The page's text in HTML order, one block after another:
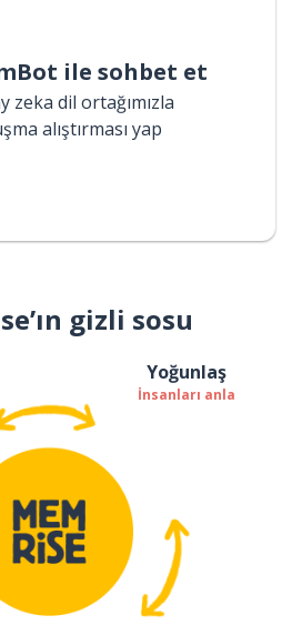
ile sohbet et
zeka dil ortağımızla
alıştırması yap
gizli sosu
Yoğunlaş
İnsanları anla